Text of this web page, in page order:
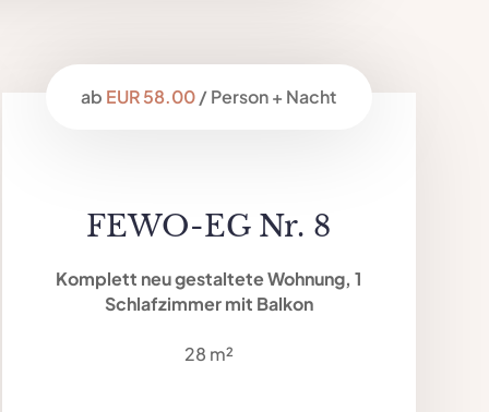
ab EUR 58.00/ Person + Nacht
FEWO-EG Nr. 8
Komplett neu gestaltete Wohnung, 1
Schlafzimmer mit Balkon
28 m²